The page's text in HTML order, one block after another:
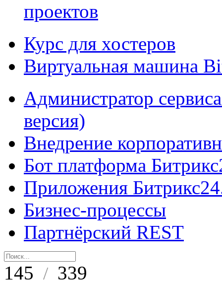
проектов
Курс для хостеров
Виртуальная машина
Администратор
версия)
Внедрение
Бот платформа
Приложения
Бизнес-процессы
Партнёрский REST
145 / 339